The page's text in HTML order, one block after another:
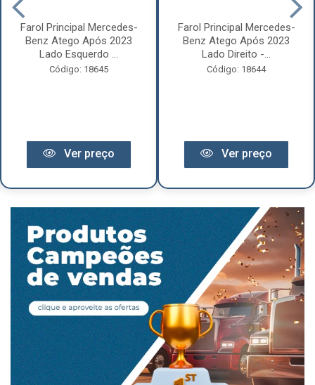
Farol Principal Mercedes-
Benz Atego Após 2023
Lado Esquerdo ...
Código: 18645
Ver preço
Farol Principal Mercedes-
Benz Atego Após 2023
Lado Direito -...
Código: 18644
Ver preço